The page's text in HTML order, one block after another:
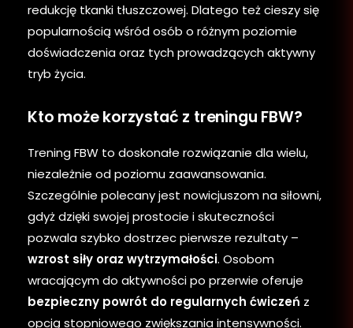
redukcję tkanki tłuszczowej. Dlatego też cieszy się
popularnością wśród osób o różnym poziomie
doświadczenia oraz tych prowadzących aktywny
tryb życia.
Kto może korzystać z treningu FBW?
Trening FBW to doskonałe rozwiązanie dla wielu,
niezależnie od poziomu zaawansowania.
Szczególnie polecany jest nowicjuszom na siłowni,
gdyż dzięki swojej prostocie i skuteczności
pozwala szybko dostrzec pierwsze rezultaty –
wzrost siły oraz wytrzymałości. Osobom
wracającym do aktywności po przerwie oferuje
bezpieczny powrót do regularnych ćwiczeń z
opcją stopniowego zwiększania intensywności.